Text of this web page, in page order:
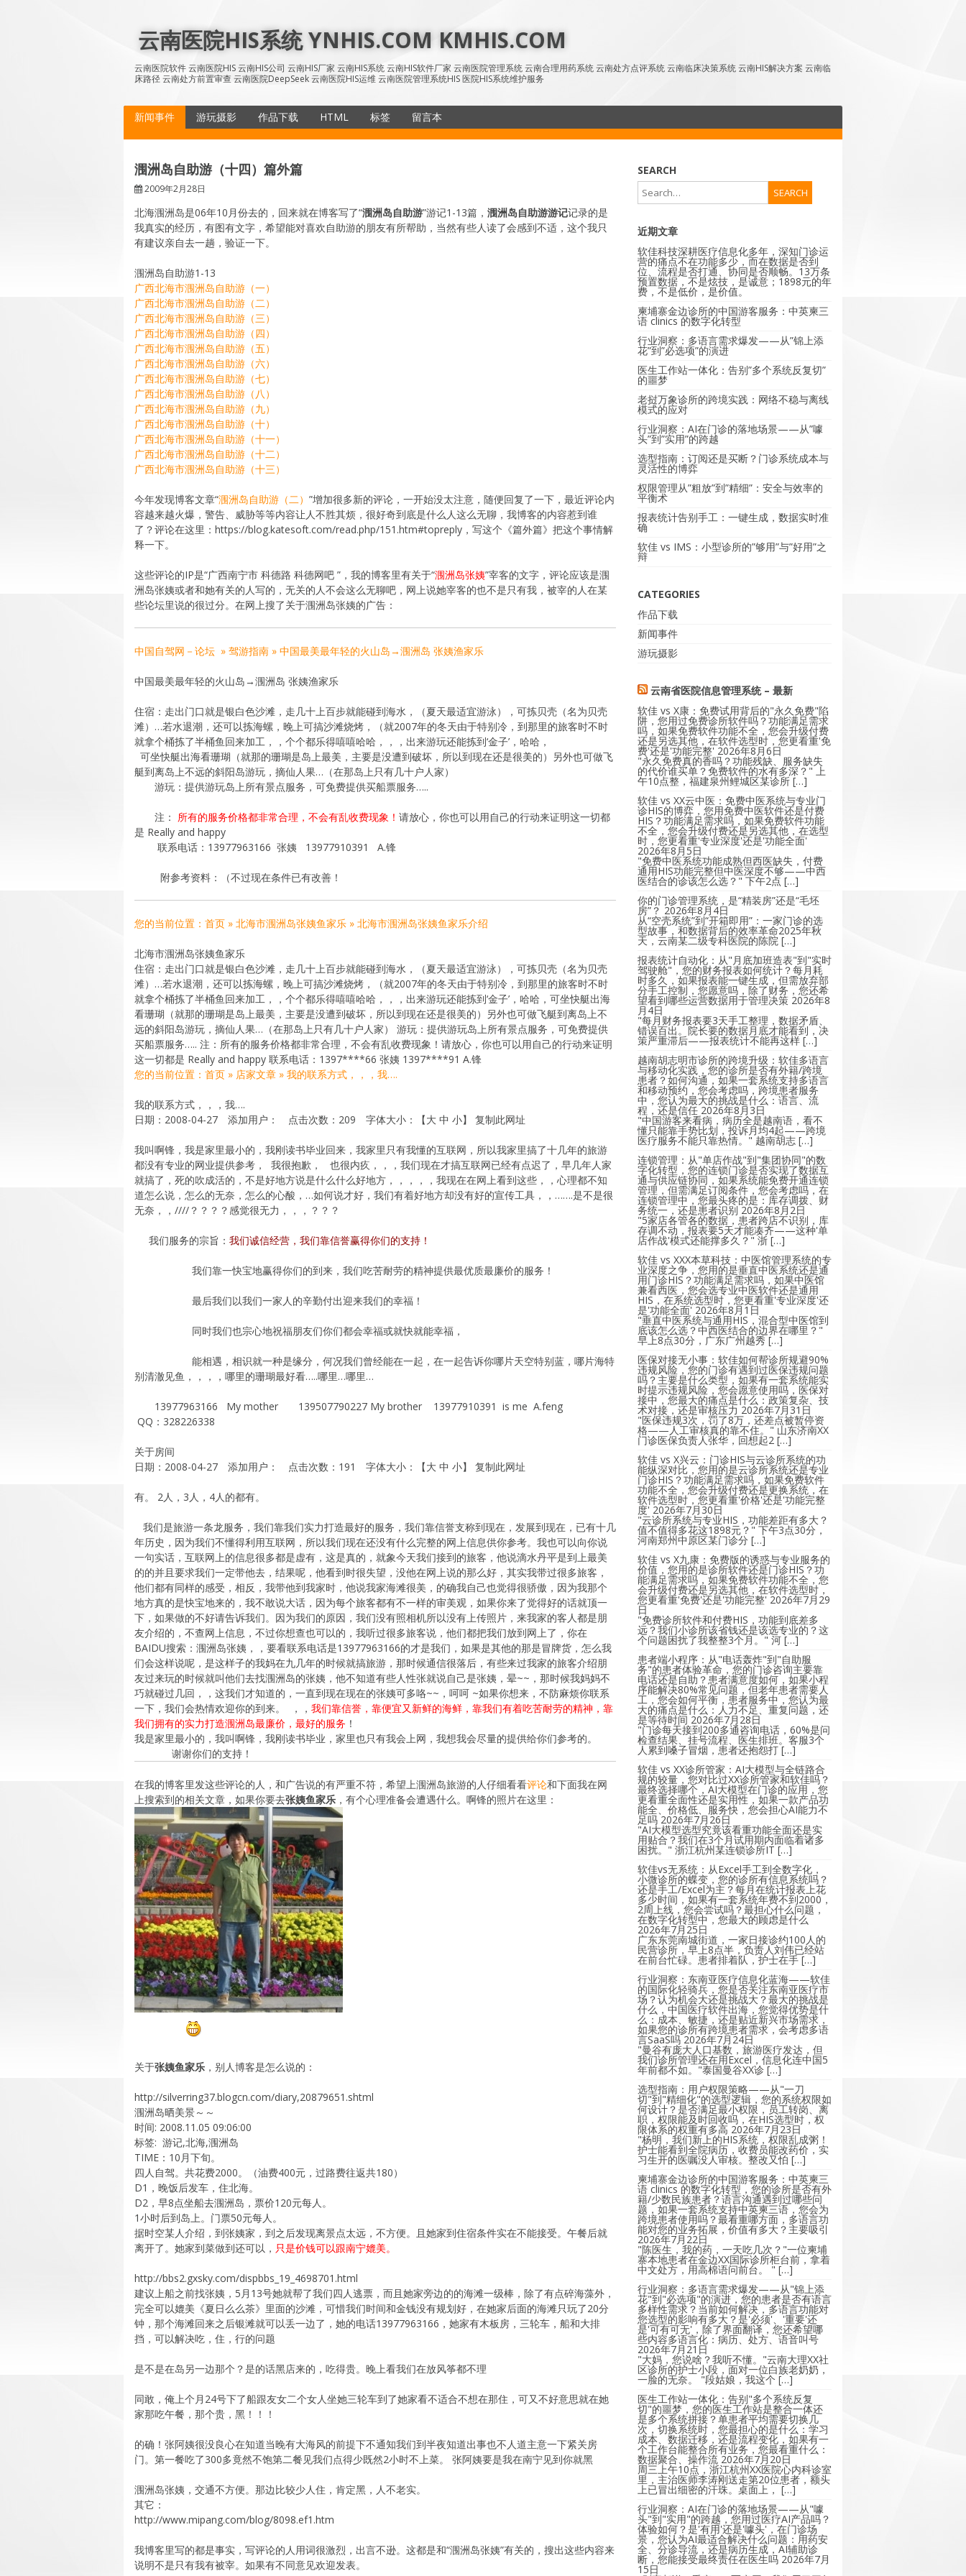
content
云南医院HIS系统 YNHIS.COM KMHIS.COM
云南医院软件 云南医院HIS 云南HIS公司 云南HIS厂家 云南HIS系统 云南HIS软件厂家 云南医院管理系统 云南合理用药系统 云南处方点评系统 云南临床决策系统 云南HIS解决方案 云南临
床路径 云南处方前置审查 云南医院DeepSeek 云南医院HIS运维 云南医院管理系统HIS 医院HIS系统维护服务
新闻事件 游玩摄影 作品下载
HTML
SiteMap
标签 留言本
涠洲岛自助游（十四）篇外篇
2009年2月28日
北海涠洲岛是06年10月份去的，回来就在博客写了“涠洲岛自助游”游记1-13篇， 涠洲岛自助游游记记录的是
我真实的经历，有图有文字，希望能对喜欢自助游的朋友有所帮助，当然有些人读了会感到不适，这个我只
有建议亲自去一趟，验证一下。
涠洲岛自助游1-13
广西北海市涠洲岛自助游（一）
广西北海市涠洲岛自助游（二）
广西北海市涠洲岛自助游（三）
广西北海市涠洲岛自助游（四）
广西北海市涠洲岛自助游（五）
广西北海市涠洲岛自助游（六）
广西北海市涠洲岛自助游（七）
广西北海市涠洲岛自助游（八）
广西北海市涠洲岛自助游（九）
广西北海市涠洲岛自助游（十）
广西北海市涠洲岛自助游（十一）
广西北海市涠洲岛自助游（十二）
广西北海市涠洲岛自助游（十三）
今年发现博客文章“涠洲岛自助游（二） ”增加很多新的评论，一开始没太注意，随便回复了一下，最近评论内
容越来越火爆，警告、威胁等等内容让人不胜其烦，很好奇到底是什么人这么无聊，我博客的内容惹到谁
了？评论在这里：https://blog.katesoft.com/read.php/151.htm#topreply，写这个《篇外篇》把这个事情解
释一下。
这些评论的IP是“广西南宁市 科德路 科德网吧 ”，我的博客里有关于“涠洲岛张姨”宰客的文字，评论应该是涠
洲岛张姨或者和她有关的人写的，无关的人不会这么无聊吧，网上说她宰客的也不是只有我，被宰的人在某
些论坛里说的很过分。在网上搜了关于涠洲岛张姨的广告：
中国自驾网－论坛 » 驾游指南 » 中国最美最年轻的火山岛→涠洲岛 张姨渔家乐
中国最美最年轻的火山岛→涠洲岛 张姨渔家乐
住宿：走出门口就是银白色沙滩，走几十上百步就能碰到海水，（夏天最适宜游泳），可拣贝壳（名为贝壳
滩）…若水退潮，还可以拣海螺，晚上可搞沙滩烧烤，（就2007年的冬天由于特别冷，到那里的旅客时不时
就拿个桶拣了半桶鱼回来加工，，个个都乐得嘻嘻哈哈，，，出来游玩还能拣到‘金子’，哈哈，
可坐快艇出海看珊瑚（就那的珊瑚是岛上最美，主要是没遭到破坏，所以到现在还是很美的）另外也可做飞
艇到离岛上不远的斜阳岛游玩，摘仙人果…（在那岛上只有几十户人家）
游玩：提供游玩岛上所有景点服务，可免费提供买船票服务…..
注： 所有的服务价格都非常合理，不会有乱收费现象！ 请放心，你也可以用自己的行动来证明这一切都
是 Really and happy
联系电话：13977963166 张姨 13977910391 A.锋
附参考资料：（不过现在条件已有改善！
您的当前位置：首页 » 北海市涠洲岛张姨鱼家乐 » 北海市涠洲岛张姨鱼家乐介绍
北海市涠洲岛张姨鱼家乐
住宿：走出门口就是银白色沙滩，走几十上百步就能碰到海水，（夏天最适宜游泳），可拣贝壳（名为贝壳
滩）…若水退潮，还可以拣海螺，晚上可搞沙滩烧烤，（就2007年的冬天由于特别冷，到那里的旅客时不时
就拿个桶拣了半桶鱼回来加工，，个个都乐得嘻嘻哈哈，，，出来游玩还能拣到‘金子’，哈哈，可坐快艇出海
看珊瑚（就那的珊瑚是岛上最美，主要是没遭到破坏，所以到现在还是很美的）另外也可做飞艇到离岛上不
远的斜阳岛游玩，摘仙人果…（在那岛上只有几十户人家） 游玩：提供游玩岛上所有景点服务，可免费提供
买船票服务….. 注：所有的服务价格都非常合理，不会有乱收费现象！请放心，你也可以用自己的行动来证明
这一切都是 Really and happy 联系电话：1397****66 张姨 1397****91 A.锋
您的当前位置：首页 » 店家文章 » 我的联系方式，，，我….
我的联系方式，，，我….
日期：2008-04-27 添加用户： 点击次数：209 字体大小：【大 中 小】 复制此网址
我叫啊锋，我是家里最小的，我刚读书毕业回来，我家里只有我懂的互联网，所以我家里搞了十几年的旅游
都没有专业的网业提供参考， 我很抱歉， 也很内疚，，，我们现在才搞互联网已经有点迟了，早几年人家
就搞了，死的吹成活的，不是好地方说是什么什么好地方，，，，，我现在在网上看到这些，，心理都不知
道怎么说，怎么的无奈，怎么的心酸，…如何说才好，我们有着好地方却没有好的宣传工具，，…….是不是很
无奈，，////？？？？感觉很无力，，，？？？
我们服务的宗旨： 我们诚信经营，我们靠信誉赢得你们的支持！
我们靠一快宝地赢得你们的到来，我们吃苦耐劳的精神提供最优质最廉价的服务！
最后我们以我们一家人的辛勤付出迎来我们的幸福！
同时我们也宗心地祝福朋友们你们都会幸福或就快就能幸福，
能相遇，相识就一种是缘分，何况我们曾经能在一起，在一起告诉你哪片天空特别蓝，哪片海特
别清澈见鱼，，，，哪里的珊瑚最好看…..哪里…哪里…
13977963166 My mother 139507790227 My brother 13977910391 is me A.feng
QQ：328226338
关于房间
日期：2008-04-27 添加用户： 点击次数：191 字体大小：【大 中 小】 复制此网址
有。 2人，3人，4人的都有。
我们是旅游一条龙服务，我们靠我们实力打造最好的服务，我们靠信誉支称到现在，发展到现在，已有十几
年历史，因为我们不懂得利用互联网，所以我们现在还没有什么完整的网上信息供你参考。我也可以向你说
一句实话，互联网上的信息很多都是虚有，这是真的，就象今天我们接到的旅客，他说滴水丹平是到上最美
的的并且要求我们一定带他去，结果呢，他看到时很失望，没他在网上说的那么好，其实我带过很多旅客，
他们都有同样的感受，相反，我带他到我家时，他说我家海滩很美，的确我自己也觉得很骄傲，因为我那个
地方真的是快宝地来的，我不敢说大话，因为每个旅客都有不一样的审美观，如果你来了觉得好的话就顶一
下，如果做的不好请告诉我们。因为我们的原因，我们没有照相机所以没有上传照片，来我家的客人都是朋
友介绍的，不查网上信息，不过你想查也可以的，我听过很多旅客说，他们都把我们放到网上了，你在
BAIDU搜索：涠洲岛张姨，，要看联系电话是13977963166的才是我们，如果是其他的那是冒牌货，怎么我
们会这样说呢，是这样子的我妈在九几年的时候就搞旅游，那时候通信很落后，有些来过我家的旅客介绍朋
友过来玩的时候就叫他们去找涠洲岛的张姨，他不知道有些人性张就说自己是张姨，晕~~，那时候我妈妈不
巧就碰过几回，，这我们才知道的，一直到现在现在的张姨可多咯~~，呵呵 ~如果你想来，不防麻烦你联系
一下，我们会热情欢迎你的到来。 ，， 我们靠信誉，靠便宜又新鲜的海鲜，靠我们有着吃苦耐劳的精神，靠
我们拥有的实力打造涠洲岛最廉价，最好的服务 ！
我是家里最小的，我叫啊锋，我刚读书毕业，家里也只有我会上网，我想我会尽量的提供给你们参考的。
谢谢你们的支持！
在我的博客里发这些评论的人，和广告说的有严重不符，希望上涠洲岛旅游的人仔细看看评论和下面我在网
上搜索到的相关文章，如果你要去张姨鱼家乐 ，有个心理准备会遭遇什么。啊锋的照片在这里：
关于张姨鱼家乐 ，别人博客是怎么说的：
http://silverring37.blogcn.com/diary,20879651.shtml
涠洲岛晒美景～～
时间: 2008.11.05 09:06:00
标签: 游记,北海,涠洲岛
TIME：10月下旬。
四人自驾。共花费2000。（油费400元，过路费往返共180）
D1，晚饭后发车，住北海。
D2，早8点坐船去涠洲岛，票价120元每人。
1小时后到岛上。门票50元每人。
据时空某人介绍，到张姨家，到之后发现离景点太远，不方便。且她家到住宿条件实在不能接受。午餐后就
离开了。她家到菜做到还可以， 只是价钱可以跟南宁媲美。
http://bbs2.gxsky.com/dispbbs_19_4698701.html
建议上船之前找张姨，5月13号她就帮了我们四人逃票，而且她家旁边的的海滩一级棒，除了有点碎海藻外，
完全可以媲美《夏日么么茶》里面的沙滩，可惜我们时间和金钱没有规划好，在她家后面的海滩只玩了20分
钟，那个海滩回来之后银滩就可以丢一边了，她的电话13977963166，她家有木板房，三轮车，船和大排
挡，可以解决吃，住，行的问题
是不是在岛另一边那个？是的话黑店来的，吃得贵。晚上看我们在放风筝都不理
同敢，俺上个月24号下了船跟友女二个女人坐她三轮车到了她家看不适合不想在那住，可又不好意思就在她
家那吃午餐，那个贵，黑！！！
的确！张阿姨很没良心在知道当晚有大海风的前提下不通知我们到半夜知道出事也不人道主意一下紧关房
门。第一餐吃了300多竟然不饱第二餐见我们点得少既然2小时不上菜。 张阿姨要是我在南宁见到你就黑
涠洲岛张姨，交通不方便。那边比较少人住，肯定黑，人不老实。
其它：
http://www.mipang.com/blog/8098.ef1.htm
我博客里写的都是事实，写评论的人用词很激烈，出言不逊。这都是和“涠洲岛张姨”有关的，搜出这些内容来
说明不是只有我有被宰。如果有不同意见欢迎发表。
SEARCH
近期文章
软佳科技深耕医疗信息化多年，深知门诊运
营的痛点不在功能多少，而在数据是否到
位、流程是否打通、协同是否顺畅。13万条
预置数据，不是炫技，是诚意；1898元的年
费，不是低价，是价值。
柬埔寨金边诊所的中国游客服务：中英柬三
语 clinics 的数字化转型
行业洞察：多语言需求爆发——从”锦上添
花”到”必选项”的演进
医生工作站一体化：告别”多个系统反复切”
的噩梦
老挝万象诊所的跨境实践：网络不稳与离线
模式的应对
行业洞察：AI在门诊的落地场景——从”噱
头”到”实用”的跨越
选型指南：订阅还是买断？门诊系统成本与
灵活性的博弈
权限管理从”粗放”到”精细”：安全与效率的
平衡术
报表统计告别手工：一键生成，数据实时准
确
软佳 vs IMS：小型诊所的”够用”与”好用”之
辩
CATEGORIES
作品下载
新闻事件
游玩摄影
云南省医院信息管理系统 – 最新
软佳 vs X康：免费试用背后的"永久免费"陷
阱，您用过免费诊所软件吗？功能满足需求
吗，如果免费软件功能不全，您会升级付费
还是另选其他，在软件选型时，您更看重'免
费'还是'功能完整' 2026年8月6日
"永久免费真的香吗？功能残缺、服务缺失
的代价谁买单？免费软件的水有多深？" 上
午10点整，福建泉州鲤城区某诊所 […]
软佳 vs XX云中医：免费中医系统与专业门
诊HIS的博弈，您用免费中医软件还是付费
HIS？功能满足需求吗，如果免费软件功能
不全，您会升级付费还是另选其他，在选型
时，您更看重'专业深度'还是'功能全面'
2026年8月5日
"免费中医系统功能成熟但西医缺失，付费
通用HIS功能完整但中医深度不够——中西
医结合的诊该怎么选？" 下午2点 […]
你的门诊管理系统，是“精装房”还是“毛坯
房”？ 2026年8月4日
从“空壳系统”到“开箱即用”：一家门诊的选
型故事，和数据背后的效率革命2025年秋
天，云南某二级专科医院的陈院 […]
报表统计自动化：从"月底加班造表"到"实时
驾驶舱"，您的财务报表如何统计？每月耗
时多久，如果报表能一键生成，但需放弃部
分手工控制，您愿意吗，除了财务，您还希
望看到哪些运营数据用于管理决策 2026年8
月4日
"每月财务报表要3天手工整理，数据矛盾、
错误百出。院长要的数据月底才能看到，决
策严重滞后——报表统计不能再这样 […]
越南胡志明市诊所的跨境升级：软佳多语言
与移动化实践，您的诊所是否有外籍/跨境
患者？如何沟通，如果一套系统支持多语言
和移动预约，您会考虑吗，跨境患者服务
中，您认为最大的挑战是什么：语言、流
程，还是信任 2026年8月3日
"中国游客来看病，病历全是越南语，看不
懂只能靠手势比划，投诉月均4起——跨境
医疗服务不能只靠热情。" 越南胡志 […]
连锁管理：从"单店作战"到"集团协同"的数
字化转型，您的连锁门诊是否实现了数据互
通与供应链协同，如果系统能免费开通连锁
管理，但需满足订阅条件，您会考虑吗，在
连锁管理中，您最头疼的是：库存调拨、财
务统一，还是患者识别 2026年8月2日
"5家店各管各的数据，患者跨店不识别，库
存调不动，报表要5天才能凑齐——这种'单
店作战'模式还能撑多久？" 浙 […]
软佳 vs XXX本草科技：中医馆管理系统的专
业深度之争，您用的是垂直中医系统还是通
用门诊HIS？功能满足需求吗，如果中医馆
兼看西医，您会选专业中医软件还是通用
HIS，在系统选型时，您更看重'专业深度'还
是'功能全面' 2026年8月1日
"垂直中医系统与通用HIS，混合型中医馆到
底该怎么选？中西医结合的边界在哪里？"
早上8点30分，广东广州越秀 […]
医保对接无小事：软佳如何帮诊所规避90%
违规风险，您的门诊有遇到过医保违规问题
吗？主要是什么类型，如果有一套系统能实
时提示违规风险，您会愿意使用吗，医保对
接中，您最大的痛点是什么：政策复杂、技
术对接，还是审核压力 2026年7月31日
"医保违规3次，罚了8万，还差点被暂停资
格——人工审核真的靠不住。" 山东济南XX
门诊医保负责人张华，回想起2 […]
软佳 vs X兴云：门诊HIS与云诊所系统的功
能纵深对比，您用的是云诊所系统还是专业
门诊HIS？功能满足需求吗，如果免费软件
功能不全，您会升级付费还是更换系统，在
软件选型时，您更看重'价格'还是'功能完整
度' 2026年7月30日
"云诊所系统与专业HIS，功能差距有多大？
值不值得多花这1898元？" 下午3点30分，
河南郑州中原区某门诊分 […]
软佳 vs X九康：免费版的诱惑与专业服务的
价值，您用的是诊所软件还是门诊HIS？功
能满足需求吗，如果免费软件功能不全，您
会升级付费还是另选其他，在软件选型时，
您更看重'免费'还是'功能完整' 2026年7月29
日
"免费诊所软件和付费HIS，功能到底差多
远？我们小诊所该省钱还是该选专业的？这
个问题困扰了我整整3个月。" 河 […]
患者端小程序：从"电话轰炸"到"自助服
务"的患者体验革命，您的门诊咨询主要靠
电话还是自助？患者满意度如何，如果小程
序能解决80%常见问题，但老年患者需要人
工，您会如何平衡，患者服务中，您认为最
大的痛点是什么：人力不足、重复问题，还
是等待时间 2026年7月28日
"门诊每天接到200多通咨询电话，60%是问
检查结果、挂号流程、医生排班。客服3个
人累到嗓子冒烟，患者还抱怨打 […]
软佳 vs XX诊所管家：AI大模型与全链路合
规的较量，您对比过XX诊所管家和软佳吗？
最终选择哪个，AI大模型在门诊的应用，您
更看重全面性还是实用性，如果一款产品功
能全、价格低、服务快，您会担心AI能力不
足吗 2026年7月26日
"AI大模型选型究竟该看重功能全面还是实
用贴合？我们在3个月试用期内面临着诸多
困扰。" 浙江杭州某连锁诊所IT […]
软佳vs无系统：从Excel手工到全数字化，
小微诊所的蝶变，您的诊所有信息系统吗？
还是手工/Excel为主？每月在统计报表上花
多少时间，如果有一套系统年费不到2000，
2周上线，您会尝试吗？最担心什么问题，
在数字化转型中，您最大的顾虑是什么
2026年7月25日
广东东莞南城街道，一家日接诊约100人的
民营诊所，早上8点半，负责人刘伟已经站
在前台忙碌。患者排着队，护士在手 […]
行业洞察：东南亚医疗信息化蓝海——软佳
的国际化轻骑兵，您是否关注东南亚医疗市
场？认为机会大还是挑战大？最大的挑战是
什么，中国医疗软件出海，您觉得优势是什
么：成本、敏捷，还是贴近新兴市场需求，
如果您的诊所有跨境患者需求，会考虑多语
言SaaS吗 2026年7月24日
"曼谷有庞大人口基数，旅游医疗发达，但
我们诊所管理还在用Excel，信息化连中国5
年前都不如。"泰国曼谷XX诊 […]
选型指南：用户权限策略——从"一刀
切"到"精细化"的选型逻辑，您的系统权限如
何设计？是否满足最小权限，员工转岗、离
职，权限能及时回收吗，在HIS选型时，权
限体系的权重有多高 2026年7月23日
"杨明，我们新上的HIS系统，权限乱成粥！
护士能看到全院病历，收费员能改药价，实
习生开的医嘱没人审核。整改又怕 […]
柬埔寨金边诊所的中国游客服务：中英柬三
语 clinics 的数字化转型，您的诊所是否有外
籍/少数民族患者？语言沟通遇到过哪些问
题，如果一套系统支持中英柬三语，您会为
跨境患者使用吗？最看重哪方面，多语言功
能对您的业务拓展，价值有多大？主要吸引
2026年7月22日
"陈医生，我的药，一天吃几次？"一位柬埔
寨本地患者在金边XX国际诊所柜台前，拿着
中文处方，用高棉语问前台。 " […]
行业洞察：多语言需求爆发——从"锦上添
花"到"必选项"的演进，您的患者是否有语言
多样性需求？当前如何解决，多语言功能对
您选型的影响有多大？是'必须'、'重要'还
是'可有可无'，除了界面翻译，您还希望哪
些内容多语言化：病历、处方、语音叫号
2026年7月21日
"大妈，您说啥？我听不懂。"云南大理XX社
区诊所的护士小段，面对一位白族老奶奶，
一脸的无奈。 "段姑娘，我这个 […]
医生工作站一体化：告别"多个系统反复
切"的噩梦，您的医生工作站是整合一体还
是多个系统拼接？单患者平均需要切换几
次，切换系统时，您最担心的是什么：学习
成本、数据迁移，还是流程变化，如果有一
个工作台能整合所有业务，您最看重什么：
数据聚合、操作流 2026年7月20日
周三上午10点，浙江杭州XX医院心内科诊室
里，主治医师李涛刚送走第20位患者，额头
上已冒出细密的汗珠。桌面上， […]
行业洞察：AI在门诊的落地场景——从"噱
头"到"实用"的跨越，您用过医疗AI产品吗？
体验如何？是'有用'还是'噱头'，在门诊场
景，您认为AI最适合解决什么问题：用药安
全、分诊导流，还是病历生成，AI辅助诊
断，您能接受最终责任在医生吗 2026年7月
15日